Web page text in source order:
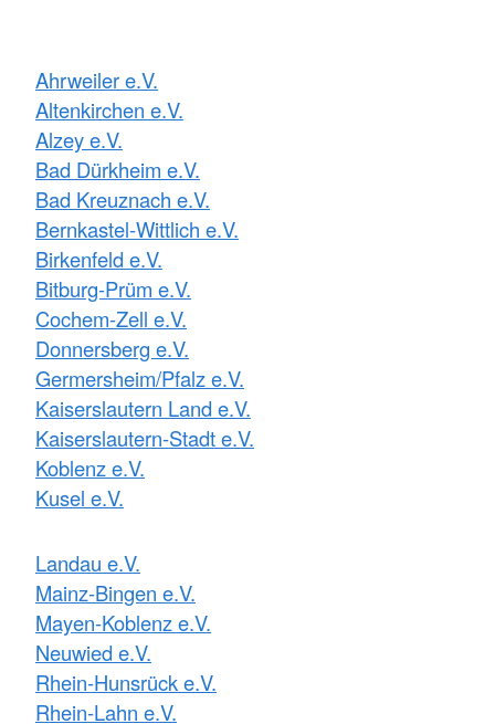
Ahrweiler e.V.
Altenkirchen e.V.
Alzey e.V.
Bad Dürkheim e.V.
Bad Kreuznach e.V.
Bernkastel-Wittlich e.V.
Birkenfeld e.V.
Bitburg-Prüm e.V.
Cochem-Zell e.V.
Donnersberg e.V.
Germersheim/Pfalz e.V.
Kaiserslautern Land e.V.
Kaiserslautern-Stadt e.V.
Koblenz e.V.
Kusel e.V.
Landau e.V.
Mainz-Bingen e.V.
Mayen-Koblenz e.V.
Neuwied e.V.
Rhein-Hunsrück e.V.
Rhein-Lahn e.V.